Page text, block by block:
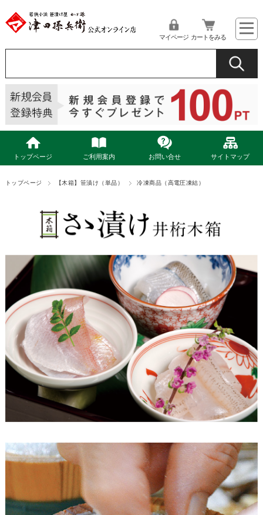
マイページ カートをみる
トップページ ご利用案内 お問い合せ サイトマップ
トップページ 【木箱】笹漬け（単品） 冷凍商品（高電圧凍結）